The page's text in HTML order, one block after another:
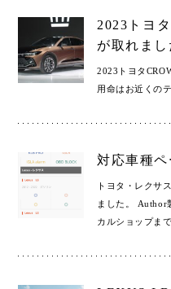
2023トヨ
が取れまし
2023トヨタ
用命はお近くの
対応車種ペ
トヨタ・レクサ
ました。 Author
カルショップま